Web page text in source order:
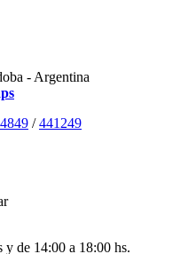
- Argentina
/441249
y de 14:00 a 18:00 hs.